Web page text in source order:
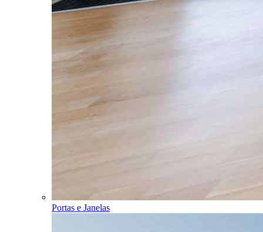
Portas e Janelas